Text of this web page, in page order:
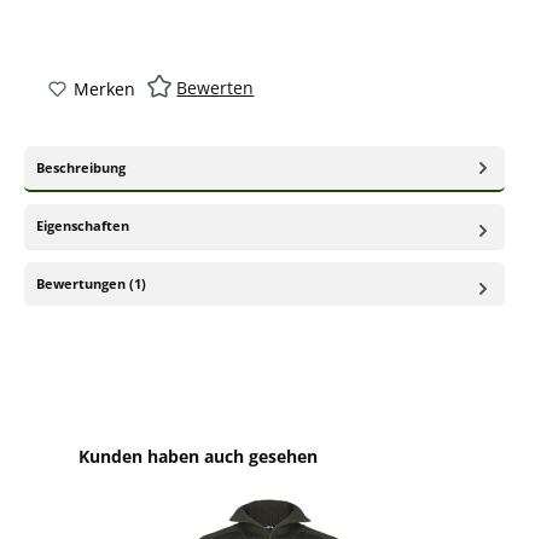
Merken Bewerten
Beschreibung
Eigenschaften
Bewertungen (1)
Produktgalerie überspringen
Kunden haben auch gesehen